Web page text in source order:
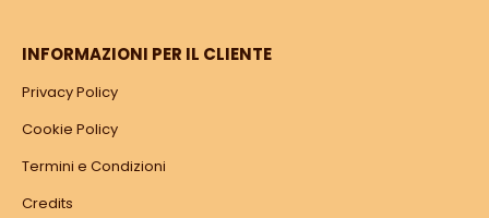
INFORMAZIONI PER IL CLIENTE
Privacy Policy
Cookie Policy
Termini e Condizioni
Credits